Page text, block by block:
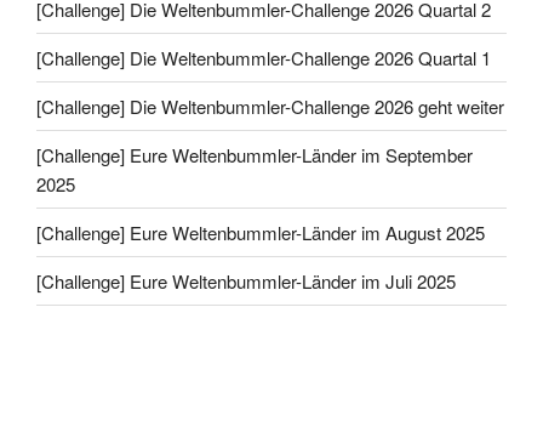
[Challenge] Die Weltenbummler-Challenge 2026 Quartal 2
[Challenge] Die Weltenbummler-Challenge 2026 Quartal 1
[Challenge] Die Weltenbummler-Challenge 2026 geht weiter
[Challenge] Eure Weltenbummler-Länder im September
2025
[Challenge] Eure Weltenbummler-Länder im August 2025
[Challenge] Eure Weltenbummler-Länder im Juli 2025